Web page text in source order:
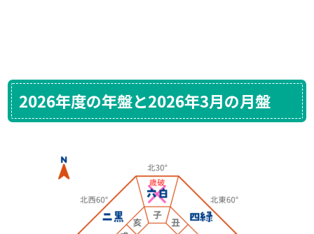
2026年度の年盤と2026年3月の月盤